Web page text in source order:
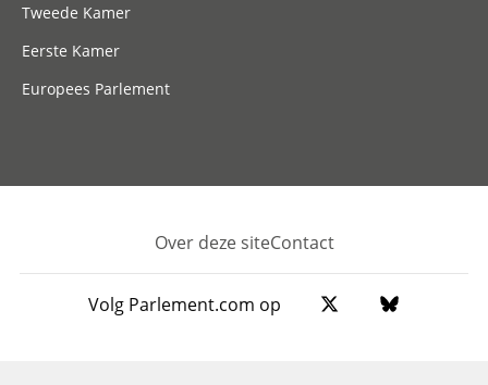
Tweede Kamer
Eerste Kamer
Europees Parlement
Footer
Over deze siteContact
Volg Parlement.com op